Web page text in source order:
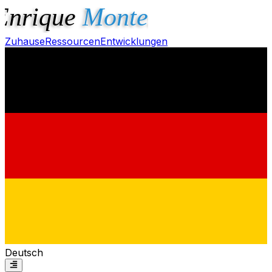
ZuhauseRessourcenEntwicklungen
Deutsch